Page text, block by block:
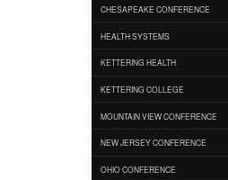
CHESAPEAKE CONFERENCE
HEALTH SYSTEMS
KETTERING HEALTH
KETTERING COLLEGE
MOUNTAIN VIEW CONFERENCE
NEW JERSEY CONFERENCE
OHIO CONFERENCE